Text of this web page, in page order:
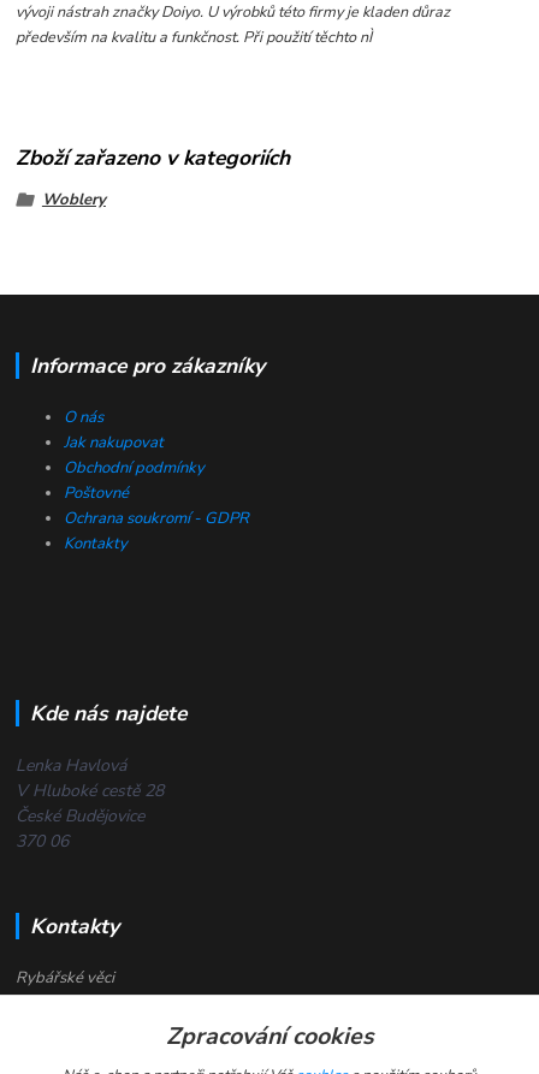
vývoji nástrah značky Doiyo. U výrobků této firmy je kladen důraz
především na kvalitu a funkčnost. Při použití těchto nÌ
Zboží zařazeno v kategoriích
Woblery
Informace pro zákazníky
O nás
Jak nakupovat
Obchodní podmínky
Poštovné
Ochrana soukromí - GDPR
Kontakty
Kde nás najdete
Lenka Havlová
V Hluboké cestě 28
České Budějovice
370 06
Kontakty
Rybářské věci
+420 732 380 844Zpracování cookies